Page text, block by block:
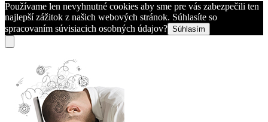
Používame len nevyhnutné cookies aby sme pre vás zabezpečili ten
najlepší zážitok z našich webových stránok. Súhlasíte so
spracovaním súvisiacich osobných údajov? Súhlasím